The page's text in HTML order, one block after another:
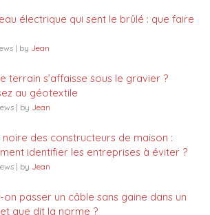
électrique qui sent le brûlé : que faire
| by Jean
terrain s’affaisse sous le gravier ?
au géotextile
| by Jean
noire des constructeurs de maison :
identifier les entreprises à éviter ?
| by Jean
on passer un câble sans gaine dans un
que dit la norme ?